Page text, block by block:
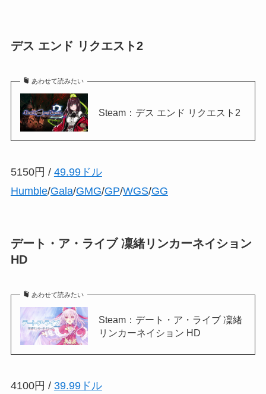
デス エンド リクエスト2
あわせて読みたい
Steam：デス エンド リクエスト2
5150円 / 49.99ドル
Humble/Gala/GMG/GP/WGS/GG
デート・ア・ライブ 凜緒リンカーネイション
HD
あわせて読みたい
Steam：デート・ア・ライブ 凜緒
リンカーネイション HD
4100円 / 39.99ドル